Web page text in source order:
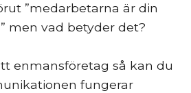
”medarbetarna är din
men vad betyder det?
enmansföretag så kan du
fungerar